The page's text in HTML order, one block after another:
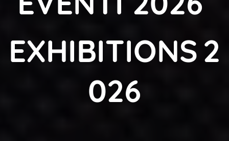
EXHIBITIONS 2
026